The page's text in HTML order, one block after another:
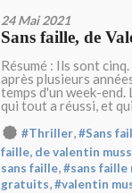
24 Mai 2021
Sans faille, de
Résumé : Ils sont
après plusieurs
temps d'un week-end.
qui tout a réussi, et
#Thriller,#Sans
faille, de valentin
sans faille,#sans
gratuits,#valentin